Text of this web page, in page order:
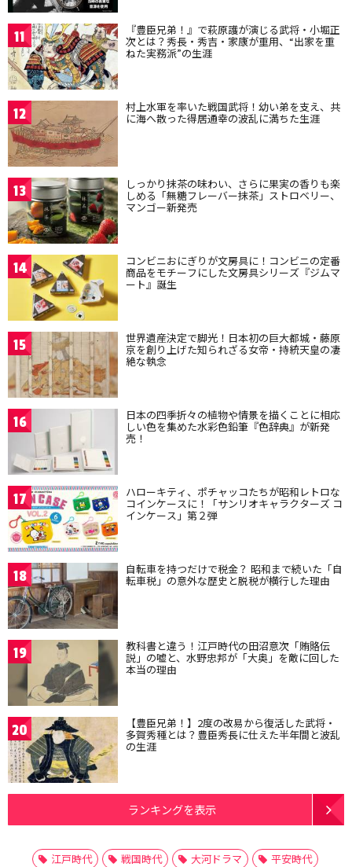
11 『豊臣兄弟！』で萩原護が演じる武将・小堀正
次とは？秀長・秀吉・家康が重用、“出家を重
ねた実務派”の生涯
12 村上水軍を率いた戦国武将！幼い弟を支え、共
に海へ散った得居通幸の波乱に満ちた生涯
13 しっかり抹茶の味わい、さらに果実の香りも楽
しめる「無糖フレーバー抹茶」ストロベリー、
マンゴー新発売
14 コンビニおにぎりが文房具に！コンビニの定番
商品をモチーフにした文房具シリーズ『ジムマ
ート』誕生
15 世界遺産決定で脚光！日本初の巨大都城・藤原
京を創り上げた知られざる女帝・持統天皇の凄
絶な執念
16 日本の四季折々の植物や情景を描くことに相応
しい色を集めた水彩色鉛筆『色辞典』が新発
売！
17 ハローキティ、ポチャッコたちが昭和レトロな
コインケースに！「サンリオキャラクターズ コ
インケース」第２弾
18 自転車を持つだけで税金？ 昭和まで続いた「自
転車税」の意外な歴史と脱税が横行した理由
19 教科書と違う！江戸時代の田沼意次「賄賂伝
説」の嘘と、水野忠邦が「大奥」を敵に回した
本当の理由
20 【豊臣兄弟！】2度の改易から復活した武将・
多賀秀種とは？豊臣秀長に仕えた半年間と波乱
の生涯
ランキングを表示
江戸時代 戦国時代 大河ドラマ
平安時代